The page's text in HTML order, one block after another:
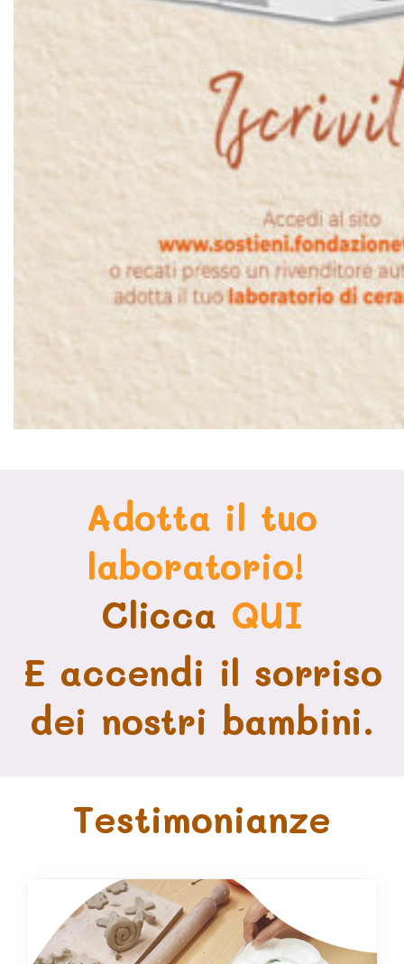
Adotta il tuo
laboratorio!
Clicca QUI
E accendi il sorriso
dei nostri bambini.
Testimonianze